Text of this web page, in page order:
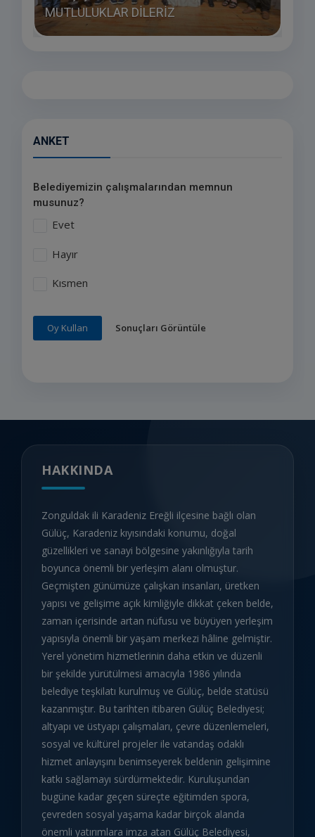
MUTLULUKLAR DİLERİZ
ANKET
Belediyemizin çalışmalarından memnun
musunuz?
Evet
Hayır
Kısmen
Oy Kullan Sonuçları Görüntüle
HAKKINDA
Zonguldak ili Karadeniz Ereğli ilçesine bağlı olan
Gülüç, Karadeniz kıyısındaki konumu, doğal
güzellikleri ve sanayi bölgesine yakınlığıyla tarih
boyunca önemli bir yerleşim alanı olmuştur.
Geçmişten günümüze çalışkan insanları, üretken
yapısı ve gelişime açık kimliğiyle dikkat çeken belde,
zaman içerisinde artan nüfusu ve büyüyen yerleşim
yapısıyla önemli bir yaşam merkezi hâline gelmiştir.
Yerel yönetim hizmetlerinin daha etkin ve düzenli
bir şekilde yürütülmesi amacıyla 1986 yılında
belediye teşkilatı kurulmuş ve Gülüç, belde statüsü
kazanmıştır. Bu tarihten itibaren Gülüç Belediyesi;
altyapı ve üstyapı çalışmaları, çevre düzenlemeleri,
sosyal ve kültürel projeler ile vatandaş odaklı
hizmet anlayışını benimseyerek beldenin gelişimine
katkı sağlamayı sürdürmektedir. Kuruluşundan
bugüne kadar geçen süreçte eğitimden spora,
çevreden sosyal yaşama kadar birçok alanda
önemli yatırımlara imza atan Gülüç Belediyesi,